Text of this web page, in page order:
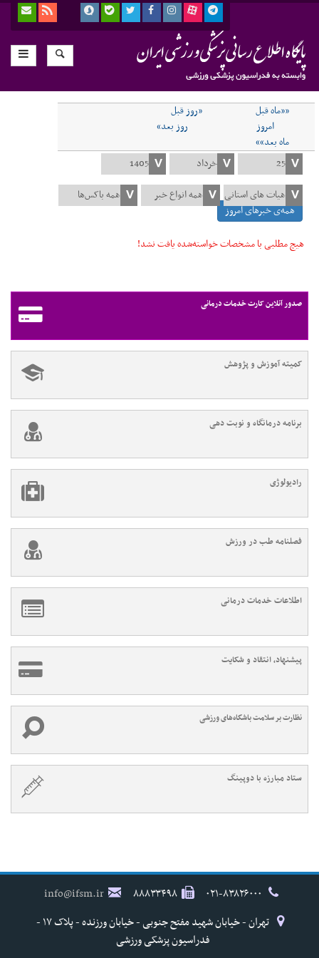
««ماه قبل
«روز قبل
امروز
روز بعد»
ماه بعد»»
همه‌ی خبرهای امروز
هیچ مطلبی با مشخصات خواسته‌شده یافت نشد!
صدور آنلاین کارت خدمات درمانی
کمیته آموزش و پژوهش
برنامه درمانگاه و نوبت دهی
رادیولوژی
فصلنامه طب در ورزش
اطلاعات خدمات درمانی
پیشنهاد، انتقاد و شکایت
نظارت بر سلامت باشگاه‌های ورزشی
ستاد مبارزه با دوپینگ
۸۸۸۳۳۴۹۸
info@ifsm.ir
تهران - خیابان شهید مفتح جنوبی - خیابان ورزنده - پلاک ۱۷ -
فدراسیون پزشکی ورزشی